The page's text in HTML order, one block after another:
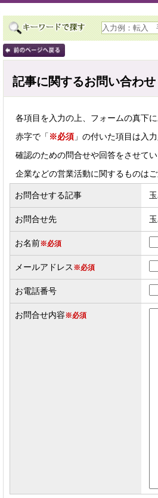
記事に関するお問い合わせ
各項目を入力の上、フォームの真下
赤字で「 ※必須 」の付いた項目は入
確認のための問合せや回答をさせて
企業などの営業活動に関するものはご
お問合せする記事
お問合せ先
お名前※必須
メールアドレス ※必須
お電話番号
お問合せ内容※必須